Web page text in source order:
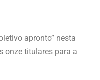
apronto” nesta
onze titulares para a